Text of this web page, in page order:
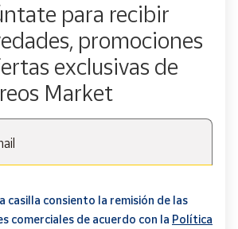
para recibir
promociones
exclusivas de
Market
casilla consiento la remisión de las
comerciales de acuerdo con la Política